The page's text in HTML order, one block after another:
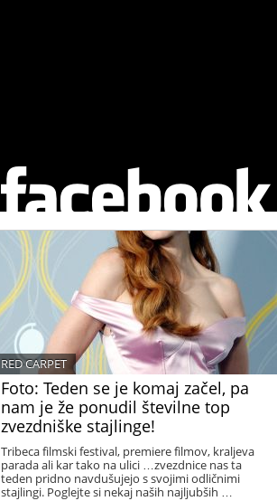
Foto: Teden se je komaj začel, pa
nam je že ponudil številne top
zvezdniške stajlinge!
RED CARPET
Tribeca filmski festival, premiere filmov, kraljeva
parada ali kar tako na ulici …zvezdnice nas ta
teden pridno navdušujejo s svojimi odličnimi
stajlingi. Poglejte si nekaj naših najljubših …